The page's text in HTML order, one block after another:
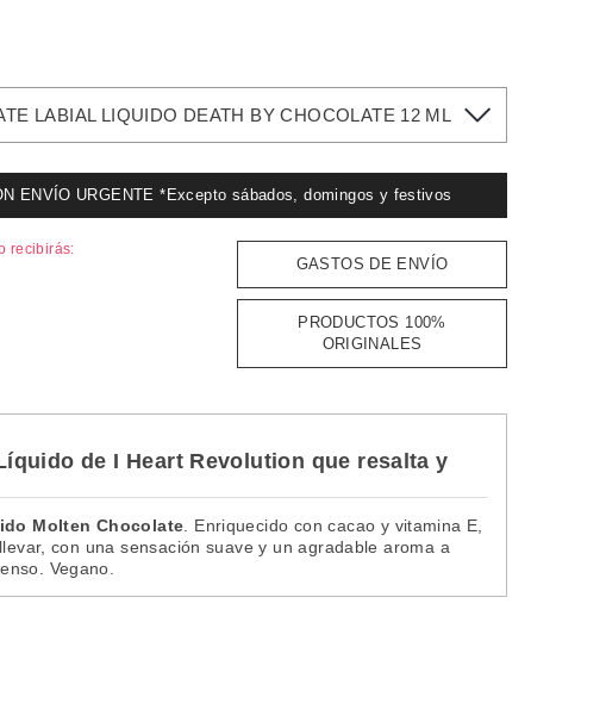
LABIAL LIQUIDO DEATH BY CHOCOLATE 12 ML
ENVÍO URGENTE *Excepto sábados, domingos y festivos
recibirás:
GASTOS DE ENVÍO
PRODUCTOS 100%
ORIGINALES
de I Heart Revolution que resalta y
Molten Chocolate . Enriquecido con cacao y vitamina E,
con una sensación suave y un agradable aroma a
Vegano.